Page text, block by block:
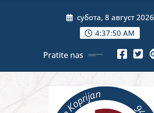
субота, 8 август 2026
4:37:52 AM
Pratite nas